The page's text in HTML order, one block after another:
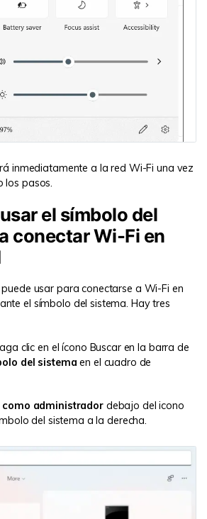
inmediatamente a la red Wi-Fi una vez
los pasos.
el símbolo del
conectar Wi-Fi en
usar para conectarse a Wi-Fi en
el símbolo del sistema. Hay tres
clic en el ícono Buscar en la barra de
del sistema en el cuadro de
como administradordebajo del icono
del sistema a la derecha.